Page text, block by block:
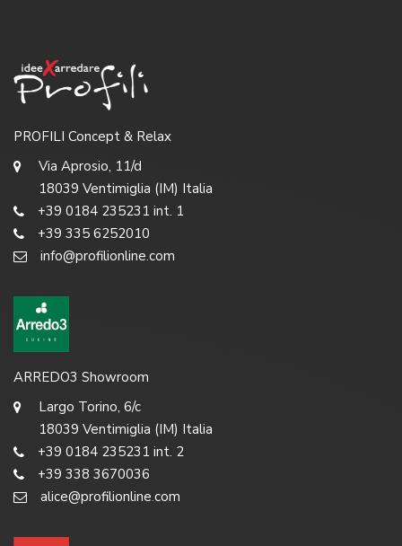
PROFILI Concept & Relax
Via Aprosio, 11/d
18039 Ventimiglia (IM) Italia
+39 0184 235231 int. 1
+39 335 6252010
info@profilionline.com
ARREDO3 Showroom
Largo Torino, 6/c
18039 Ventimiglia (IM) Italia
+39 0184 235231 int. 2
+39 338 3670036
alice@profilionline.com